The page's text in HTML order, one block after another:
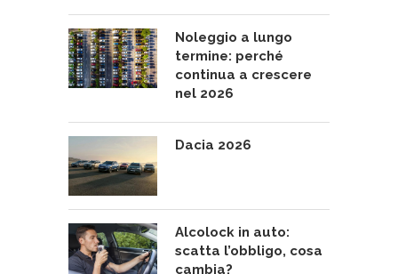
Noleggio a lungo
termine: perché
continua a crescere
nel 2026
Dacia 2026
Alcolock in auto:
scatta l’obbligo, cosa
cambia?